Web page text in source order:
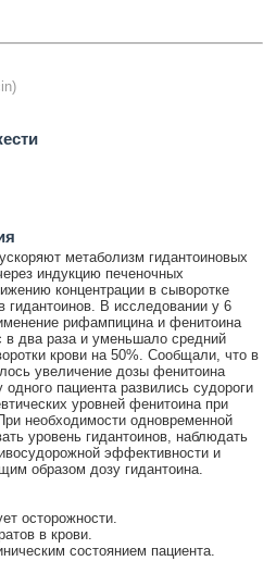
метаболизм гидантоиновых
индукцию печеночных
концентрации в сыворотке
В исследовании у 6
рифампицина и фенитоина
в два раза и уменьшало средний
крови на 50%. Сообщали, что в
увеличение дозы фенитоина
пациента развились судороги
уровней фенитоина при
необходимости одновременной
уровень гидантоинов, наблюдать
эффективности и
образом дозу гидантоина.
осторожности.
в крови.
состоянием пациента.